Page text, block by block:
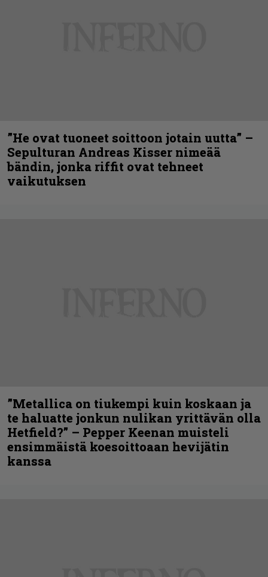
”He ovat tuoneet soittoon jotain uutta” –
Sepulturan Andreas Kisser nimeää
bändin, jonka riffit ovat tehneet
vaikutuksen
”Metallica on tiukempi kuin koskaan ja
te haluatte jonkun nulikan yrittävän olla
Hetfield?” – Pepper Keenan muisteli
ensimmäistä koesoittoaan hevijätin
kanssa